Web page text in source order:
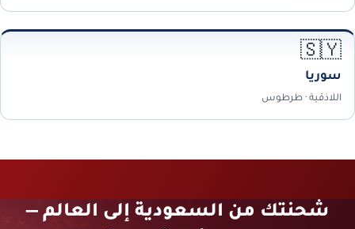
🇸🇾
سوريا
اللاذقية · طرطوس
شحنتك من السعودية إلى العالم —